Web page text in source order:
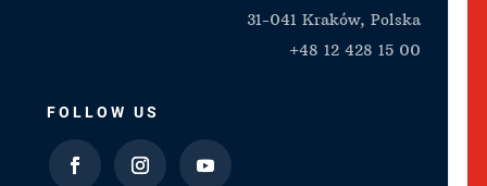
31-041 Kraków, Polska
+48 12 428 15 00
FOLLOW US